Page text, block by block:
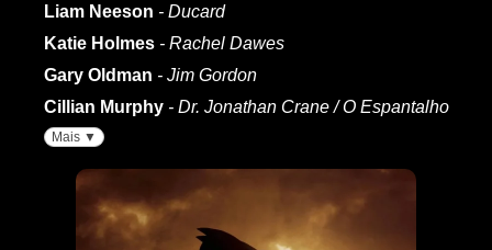
Liam Neeson - Ducard
Katie Holmes - Rachel Dawes
Gary Oldman - Jim Gordon
Cillian Murphy - Dr. Jonathan Crane / O Espantalho
Mais ▼